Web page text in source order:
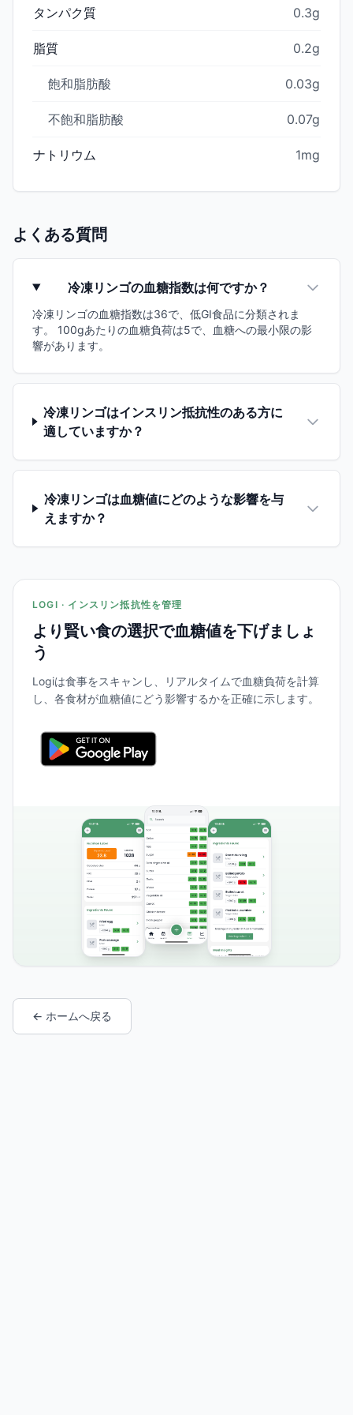
タンパク質 0.3g
脂質 0.2g
飽和脂肪酸 0.03g
不飽和脂肪酸 0.07g
ナトリウム 1mg
よくある質問
冷凍リンゴの血糖指数は何ですか？
冷凍リンゴの血糖指数は36で、低GI食品に分類されま
す。 100gあたりの血糖負荷は5で、血糖への最小限の影
響があります。
冷凍リンゴはインスリン抵抗性のある方に
適していますか？
冷凍リンゴは血糖値にどのような影響を与
えますか？
LOGI · インスリン抵抗性を管理
より賢い食の選択で血糖値を下げましょ
う
Logiは食事をスキャンし、リアルタイムで血糖負荷を計算
し、各食材が血糖値にどう影響するかを正確に示します。
← ホームへ戻る